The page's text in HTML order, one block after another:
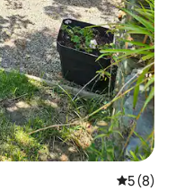
5 (8)